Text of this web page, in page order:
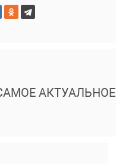
АКТУАЛЬНОЕ